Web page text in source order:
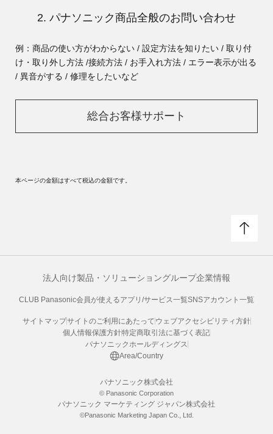
2. パナソニック商品全般のお問い合わせ
例：商品の使い方がわからない / 設定方法を知りたい / 取り付
け・取り外し方法 /接続方法 / お手入れ方法 / エラー表示が出る
/ 異音がする / 修理をしたいなど
総合お客様サポート
本ページの金額はすべて税込の金額です。
法人向け製品・ソリューショングループ企業情報
CLUB Panasonic会員が使えるアプリ/サービス一覧SNSアカウント一覧
サイトマップサイトのご利用にあたって ウェブアクセシビリティ方針
個人情報保護方針特定商取引法に基づく表記
パナソニックホールディングス
Area/Country
パナソニック株式会社
© Panasonic Corporation
パナソニック マーケティング ジャパン株式会社
©Panasonic Marketing Japan Co., Ltd.